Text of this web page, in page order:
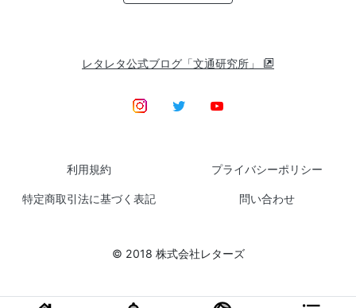
レタレタ公式ブログ「文通研究所」
利用規約 プライバシーポリシー
特定商取引法に基づく表記 問い合わせ
© 2018 株式会社レターズ